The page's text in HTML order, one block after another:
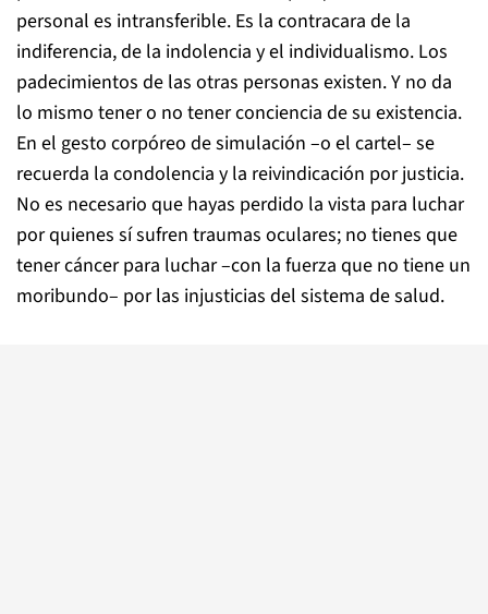
personal es intransferible. Es la contracara de la
indiferencia, de la indolencia y el individualismo. Los
padecimientos de las otras personas existen. Y no da
lo mismo tener o no tener conciencia de su existencia.
En el gesto corpóreo de simulación –o el cartel– se
recuerda la condolencia y la reivindicación por justicia.
No es necesario que hayas perdido la vista para luchar
por quienes sí sufren traumas oculares; no tienes que
tener cáncer para luchar –con la fuerza que no tiene un
moribundo– por las injusticias del sistema de salud.